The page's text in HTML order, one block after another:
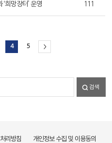
희망장터’ 운영 111
4 5 >
검색
리방침
개인정보 수집 및 이용동의